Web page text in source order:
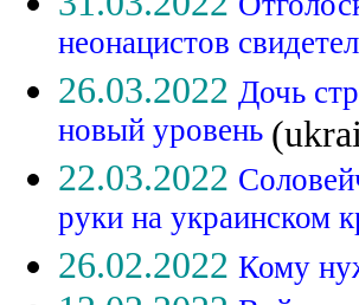
неонацистов
26.03.2022 Дочь
новый уровень
22.03.2022
руки на украинском
26.02.2022 Кому